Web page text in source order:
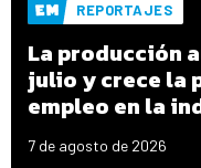
REPORTAJES
La producción
julio y crece la
empleo en la
7 de agosto de 2026